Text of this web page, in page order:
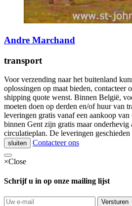
Andre Marchand
transport
Voor verzending naar het buitenland
oplossingen op maat bieden, contacteer
shipping quote wenst. Binnen België,
moeten doen op derden en/of huur van
leveringen gratis vanaf een aankoop
binnen Gent zijn gratis maar onderhevig
circulatieplan. De leveringen
sluiten Contacteer ons
×Close
Schrijf u in op onze mailing lijst
Versturen